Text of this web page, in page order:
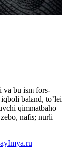
va bu ism fors-
baland, to’lei
qimmatbaho
nafis; nurli